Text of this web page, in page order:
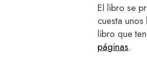
El libro se
cuesta
libro que
páginas.